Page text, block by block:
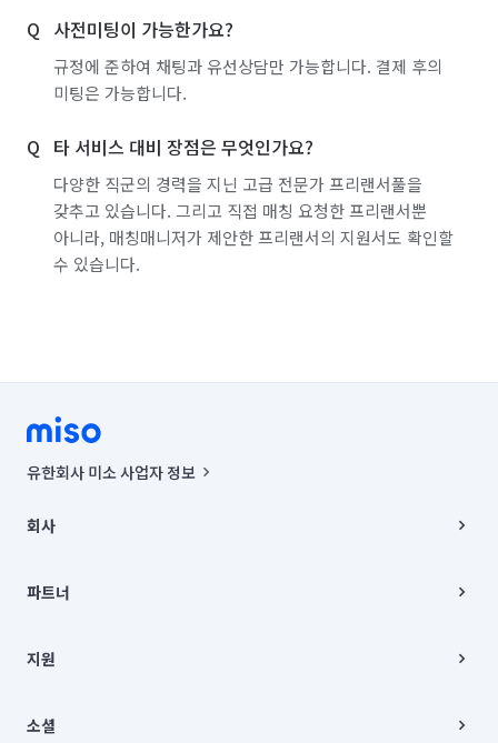
사전미팅이 가능한가요?
규정에 준하여 채팅과 유선상담만 가능합니다. 결제 후의
미팅은 가능합니다.
타 서비스 대비 장점은 무엇인가요?
다양한 직군의 경력을 지닌 고급 전문가 프리랜서풀을
갖추고 있습니다. 그리고 직접 매칭 요청한 프리랜서뿐
아니라, 매칭매니저가 제안한 프리랜서의 지원서도 확인할
수 있습니다.
유한회사 미소 사업자 정보
00019 |
주소 | 본사: 서울특별시 종로구 율곡로 6(중학동, 트윈트리빌딩) B동 5층
컨택센터 : 서울특별시 종로구 수송동 율곡로 24, 7층, 8층 미소
상품, 상품정보, 거래에 관한 의무와 책임은 거래당사자에게 있습니다.
언론 보도 관련 문의:
© 유한회사 미소. Miso, Inc. All Rights Reserved.
회사
채용
파트너
이사
지원
이용약관
소셜